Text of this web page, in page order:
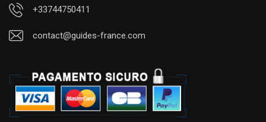
+33744750411
contact@guides-france.com